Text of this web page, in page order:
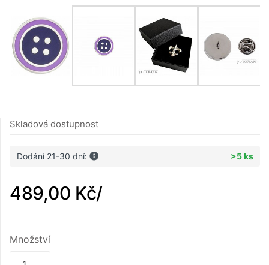
Skladová dostupnost
Dodání 21-30 dní: >5 ks
489,00 Kč/
Množství